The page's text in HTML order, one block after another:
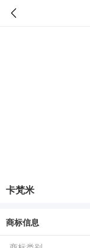
卡梵米
商标信息